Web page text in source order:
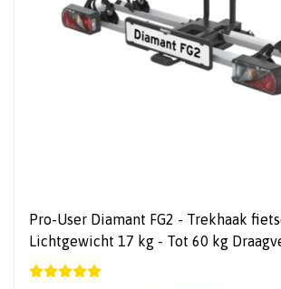
Pro-User Diamant FG2 - Trekhaak
Lichtgewicht 17 kg -